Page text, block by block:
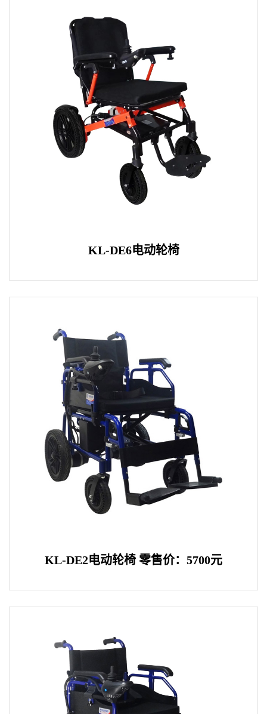
KL-DE6电动轮椅
KL-DE2电动轮椅 零售价：5700元